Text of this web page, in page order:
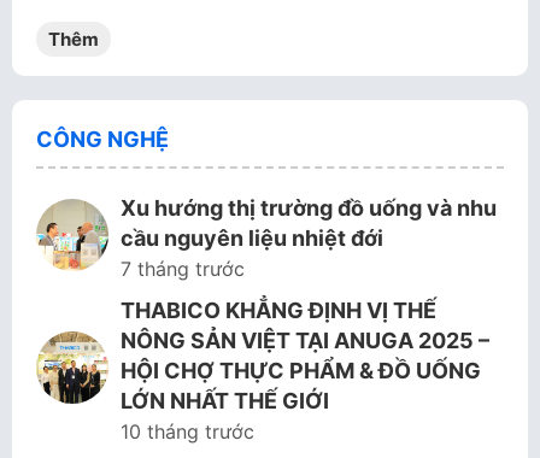
Thêm
CÔNG NGHỆ
Xu hướng thị trường đồ uống và nhu
cầu nguyên liệu nhiệt đới
7 tháng trước
THABICO KHẲNG ĐỊNH VỊ THẾ
NÔNG SẢN VIỆT TẠI ANUGA 2025 –
HỘI CHỢ THỰC PHẨM & ĐỒ UỐNG
LỚN NHẤT THẾ GIỚI
10 tháng trước